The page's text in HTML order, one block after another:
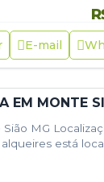
E-mail
EM MONTE
MG
está